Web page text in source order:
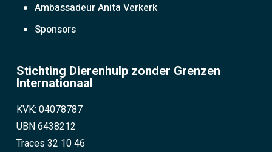
Ambassadeur Anita Verkerk
Sponsors
Stichting Dierenhulp zonder Grenzen
Internationaal
KVK: 04078787
UBN 6438212
Traces 32 10 46